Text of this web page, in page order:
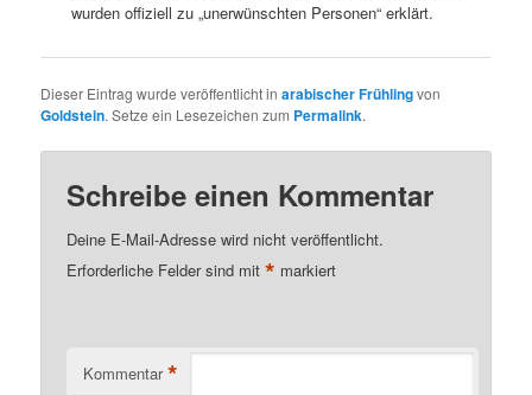
wurden offiziell zu „unerwünschten Personen“ erklärt.
Dieser Eintrag wurde veröffentlicht inarabischer Frühlingvon
Goldstein. Setze ein Lesezeichen zum Permalink.
Schreibe einen Kommentar
Deine E-Mail-Adresse wird nicht veröffentlicht.
Erforderliche Felder sind mit* markiert
Kommentar *